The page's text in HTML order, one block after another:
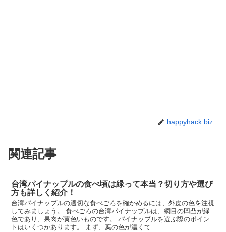
happyhack.biz
関連記事
台湾パイナップルの食べ頃は緑って本当？切り方や選び
方も詳しく紹介！
台湾パイナップルの適切な食べごろを確かめるには、外皮の色を注視
してみましょう。 食べごろの台湾パイナップルは、網目の凹凸が緑
色であり、果肉が黄色いものです。 パイナップルを選ぶ際のポイン
トはいくつかあります。 まず、葉の色が濃くて...